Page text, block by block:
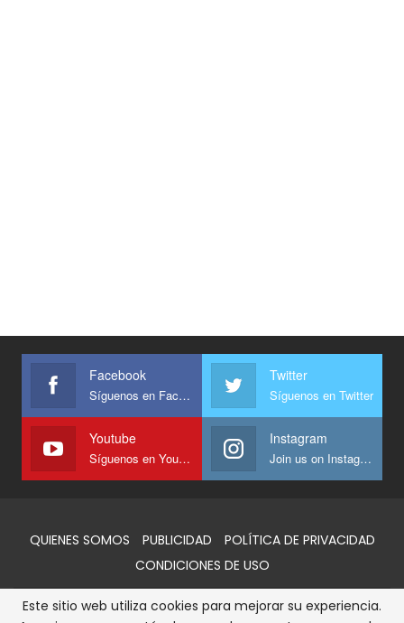
Facebook
Síguenos en Facebook
Twitter
Síguenos en Twitter
Youtube
Síguenos en Youtube
Instagram
Join us on Instagram
QUIENES SOMOS PUBLICIDAD
POLÍTICA DE PRIVACIDAD
CONDICIONES DE USO
© 2026 - AlertaQro. Todos los derechos reservados
Este sitio web utiliza cookies para mejorar su experiencia.